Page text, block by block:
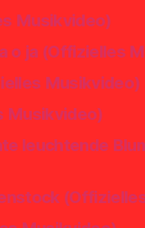
Musikvideo)
o ja (Offizielles
Musikvideo)
leuchtende